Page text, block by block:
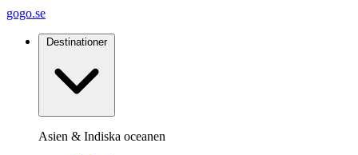
gogo.se
Destinationer
Asien & Indiska oceanen